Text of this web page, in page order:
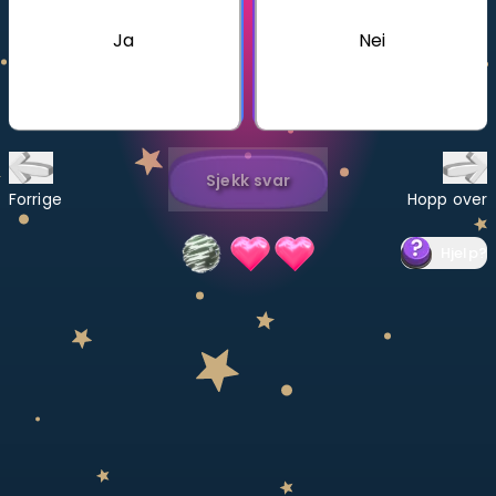
Bestill privatundervisning
LÆREPLAN
Velg læreplan
Logg inn
Ja Nei
Forrige
Sjekk svar
Hopp over
?